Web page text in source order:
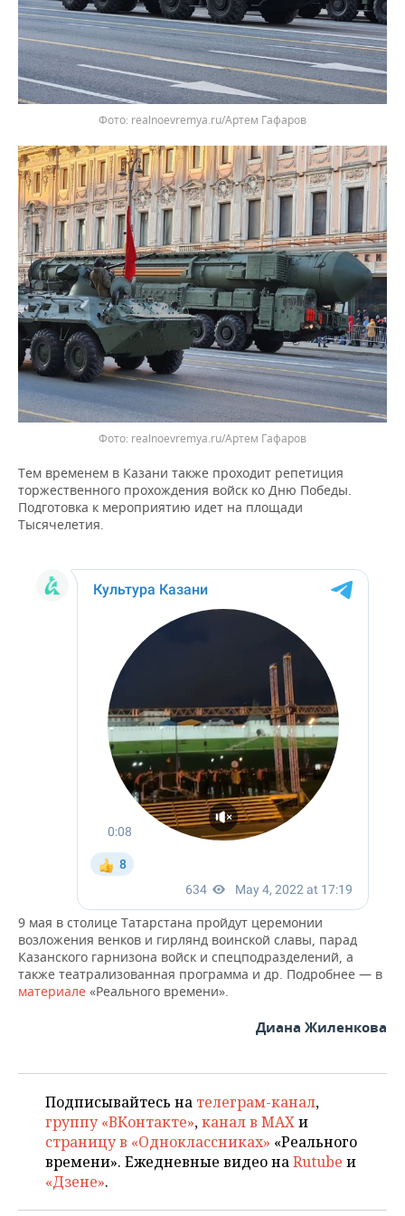
realnoevremya.ru/Артем Гафаров
realnoevremya.ru/Артем Гафаров
Тем временем в Казани также проходит репетиция
торжественного прохождения войск ко Дню Победы.
Подготовка к мероприятию идет на площади
Тысячелетия.
9 мая в столице Татарстана пройдут церемонии
возложения венков и гирлянд воинской славы, парад
Казанского гарнизона войск и спецподразделений, а
также театрализованная программа и др. Подробнее — в
материале «Реального времени».
Диана Жиленкова
Подписывайтесь на телеграм-канал,
группу «ВКонтакте»,канал в MAXи
страницу в «Одноклассниках» «Реального
времени». Ежедневные видео наRutube и
«Дзене».